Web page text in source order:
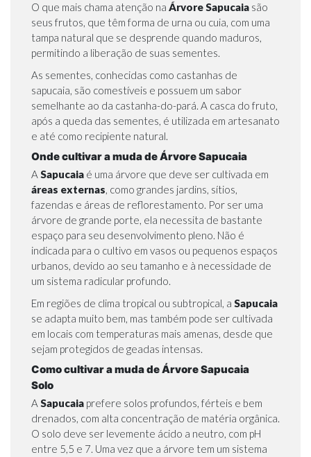
O que mais chama atenção na ÁrvoreSapucaia são
seus frutos, que têm forma de urna ou cuia, com uma
tampa natural que se desprende quando maduros,
permitindo a liberação de suas sementes.
As sementes, conhecidas como castanhas de
sapucaia, são comestíveis e possuem um sabor
semelhante ao da castanha-do-pará. A casca do fruto,
após a queda das sementes, é utilizada em artesanato
e até como recipiente natural.
Onde cultivar a muda de Árvore Sapucaia
A Sapucaia é uma árvore que deve ser cultivada em
áreas externas, como grandes jardins, sítios,
fazendas e áreas de reflorestamento. Por ser uma
árvore de grande porte, ela necessita de bastante
espaço para seu desenvolvimento pleno. Não é
indicada para o cultivo em vasos ou pequenos espaços
urbanos, devido ao seu tamanho e à necessidade de
um sistema radicular profundo.
Em regiões de clima tropical ou subtropical, a Sapucaia
se adapta muito bem, mas também pode ser cultivada
em locais com temperaturas mais amenas, desde que
sejam protegidos de geadas intensas.
Como cultivar a muda de Árvore Sapucaia
Solo
A Sapucaia prefere solos profundos, férteis e bem
drenados, com alta concentração de matéria orgânica.
O solo deve ser levemente ácido a neutro, com pH
entre 5,5 e 7. Uma vez que a árvore tem um sistema